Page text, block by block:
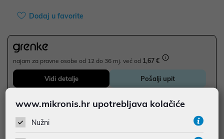
Dodaj u favorite
najam za pravne osobe od 12 do 36 mj. već od 1,67 €
Vidi detalje Pošalji upit
SIGURNA KUPOVINA
www.mikronis.hr upotrebljava kolačiće
Nužni